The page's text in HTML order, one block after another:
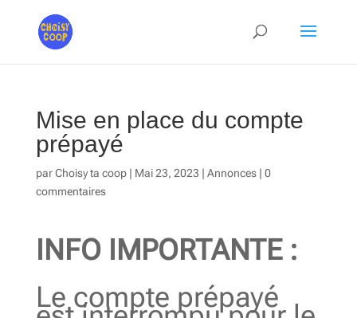
Mise en place du compte
prépayé
parChoisy ta coop| Mai 23, 2023 | Annonces| 0
commentaires
INFO IMPORTANTE :
Le compte prépayé